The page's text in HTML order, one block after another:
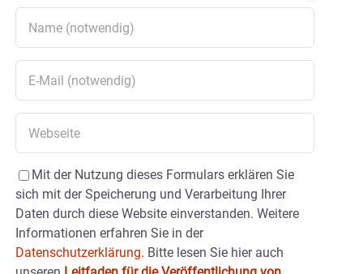
Mit der Nutzung dieses Formulars erklären Sie
sich mit der Speicherung und Verarbeitung Ihrer
Daten durch diese Website einverstanden. Weitere
Informationen erfahren Sie in der
Datenschutzerklärung. Bitte lesen Sie hier auch